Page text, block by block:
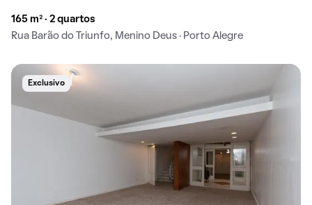
165 m² · 2 quartos
Rua Barão do Triunfo, Menino Deus · Porto Alegre
Exclusivo